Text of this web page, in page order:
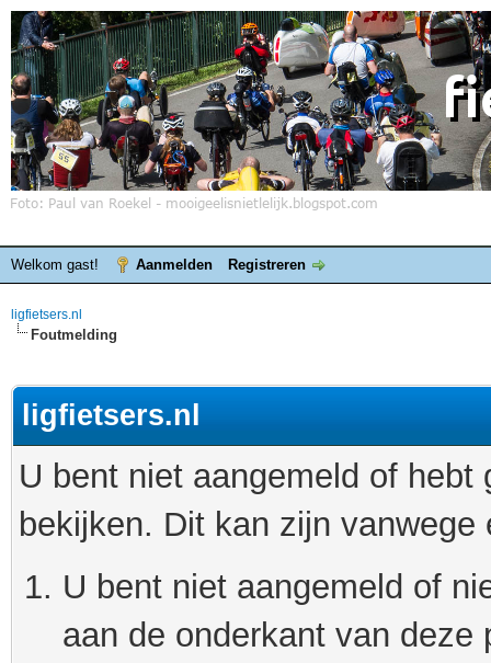
Welkom gast! Aanmelden Registreren
ligfietsers.nl
Foutmelding
ligfietsers.nl
U bent niet aangemeld of
bekijken. Dit kan zijn
U bent niet aangemeld of
aan de onderkant van